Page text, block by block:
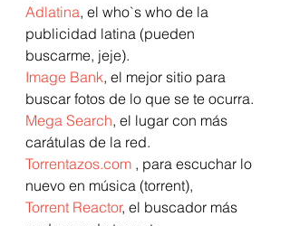
Adlatina, el who`s who de la
publicidad latina (pueden
buscarme, jeje).
Image Bank, el mejor sitio para
buscar fotos de lo que se te ocurra.
Mega Search, el lugar con más
carátulas de la red.
Torrentazos.com , para escuchar lo
nuevo en música (torrent),
Torrent Reactor, el buscador más